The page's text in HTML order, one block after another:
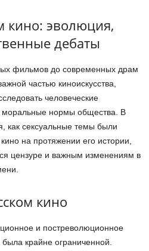
кино: эволюция,
дебаты
фильмов до современных драм
частью киноискусства,
человеческие
моральные нормы общества. В
как сексуальные темы были
на протяжении его истории,
цензуре и важным изменениям в
кино
и постреволюционное
крайне ограниченной.